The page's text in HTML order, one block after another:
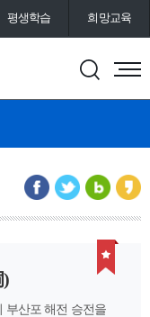
평생학습 희망교육
부산포 해전 승전을